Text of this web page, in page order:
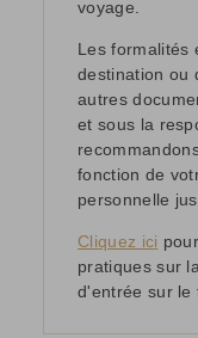
voyage.
Les formalités
destination ou
autres
et sous la
fonction de
personnelle
Cliquez ici
pratiques sur
d'entrée sur le